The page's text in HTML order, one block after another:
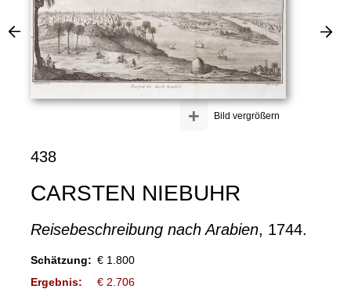
Bild vergrößern
+
438
CARSTEN NIEBUHR
Reisebeschreibung nach Arabien, 1744.
Schätzung: € 1.800
Ergebnis:
€ 2.706